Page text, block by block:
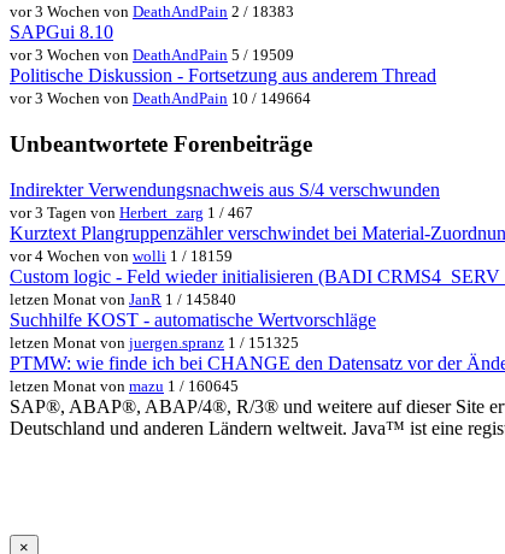
vor 3 Wochen von DeathAndPain 2 / 18383
SAPGui 8.10
vor 3 Wochen von DeathAndPain 5 / 19509
Politische Diskussion - Fortsetzung aus anderem Thread
vor 3 Wochen von DeathAndPain 10 / 149664
Unbeantwortete Forenbeiträge
Indirekter Verwendungsnachweis aus S/4 verschwunden
vor 3 Tagen von Herbert_zarg 1 / 467
Kurztext Plangruppenzähler verschwindet bei Material-
vor 4 Wochen von wolli 1 / 18159
Custom logic - Feld wieder initialisieren (BADI
letzen Monat von JanR 1 / 145840
Suchhilfe KOST - automatische Wertvorschläge
letzen Monat von juergen.spranz 1 / 151325
PTMW: wie finde ich bei CHANGE den Datensatz vor der
letzen Monat von mazu 1 / 160645
SAP®, ABAP®, ABAP/4®, R/3® und weitere auf dieser Site
Deutschland und anderen Ländern weltweit. Java™ ist eine
×